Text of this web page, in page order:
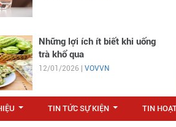
Những lợi ích ít biết khi uống
trà khổ qua
12/01/2026 | VOVVN
TIN TỨC SỰ KIỆN TIN